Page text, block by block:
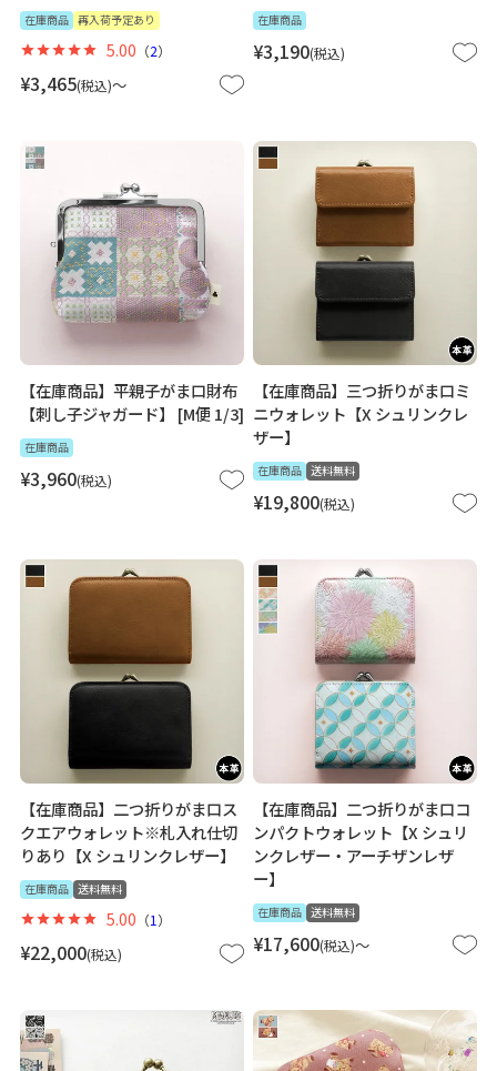
在庫商品 再入荷予定あり
¥3,465 税込 〜
5.00 （2）
在庫商品
¥3,190 税込
【在庫商品】平親子がま口財布
【刺し子ジャガード】 [M便 1/3]
在庫商品
¥3,960 税込
【在庫商品】三つ折りがま口ミ
ニウォレット【X シュリンクレ
ザー】
在庫商品 送料無料
¥19,800 税込
【在庫商品】二つ折りがま口ス
クエアウォレット※札入れ仕切
りあり【X シュリンクレザー】
在庫商品 送料無料
¥22,000 税込
5.00 （1 ）
【在庫商品】二つ折りがま口コ
ンパクトウォレット【X シュリ
ンクレザー・アーチザンレザ
ー】
在庫商品 送料無料
¥17,600 税込 〜